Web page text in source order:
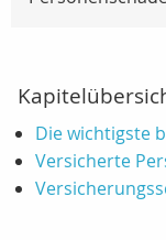
Die wichtigste
Versicherte